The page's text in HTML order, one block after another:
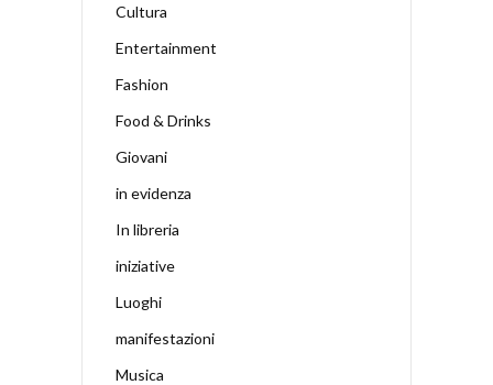
Cultura
Entertainment
Fashion
Food & Drinks
Giovani
in evidenza
In libreria
iniziative
Luoghi
manifestazioni
Musica